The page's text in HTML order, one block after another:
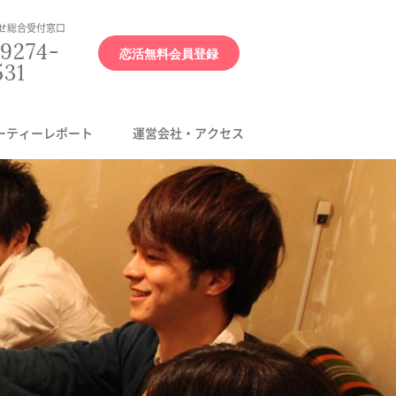
総合受付窓口
恋活無料会員登録
ティーレポート 運営会社・アクセス